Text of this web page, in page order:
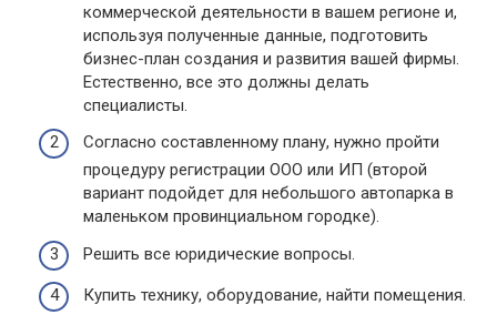
коммерческой деятельности в вашем регионе и,
используя полученные данные, подготовить
бизнес-план создания и развития вашей фирмы.
Естественно, все это должны делать
специалисты.
Согласно составленному плану, нужно пройти
процедуру регистрации ООО или ИП (второй
вариант подойдет для небольшого автопарка в
маленьком провинциальном городке).
Решить все юридические вопросы.
Купить технику, оборудование, найти помещения.